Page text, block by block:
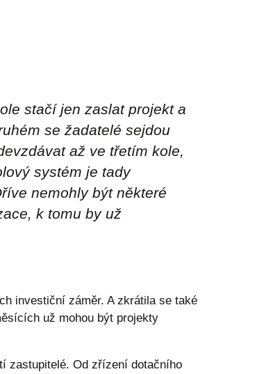
stačí jen zaslat projekt a
se žadatelé sejdou
až ve třetím kole,
systém je tady
nemohly být některé
k tomu by už
investiční záměr. A zkrátila se také
už mohou být projekty
zastupitelé. Od zřízení dotačního